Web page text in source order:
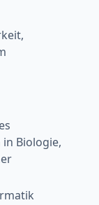
Biologie,